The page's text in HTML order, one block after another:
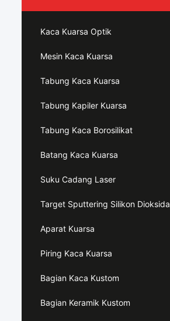
Kaca Kuarsa Optik
Mesin Kaca Kuarsa
Tabung Kaca Kuarsa
Tabung Kapiler Kuarsa
Tabung Kaca Borosilikat
Batang Kaca Kuarsa
Suku Cadang Laser
Target Sputtering Silikon Dioksida
Aparat Kuarsa
Piring Kaca Kuarsa
Bagian Kaca Kustom
Bagian Keramik Kustom